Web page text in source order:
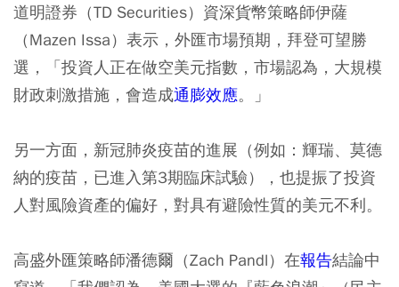
道明證券（TD Securities）資深貨幣策略師伊薩
（Mazen Issa）表示，外匯市場預期，拜登可望勝
選，「投資人正在做空美元指數，市場認為，大規模
財政刺激措施，會造成通膨效應。」
另一方面，新冠肺炎疫苗的進展（例如：輝瑞、莫德
納的疫苗，已進入第3期臨床試驗），也提振了投資
人對風險資產的偏好，對具有避險性質的美元不利。
高盛外匯策略師潘德爾（Zach Pandl）在報告結論中